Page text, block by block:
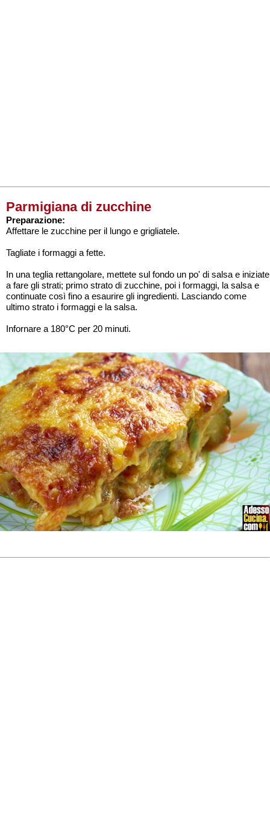
Parmigiana di zucchine
Preparazione:
Affettare le zucchine per il lungo e grigliatele.
Tagliate i formaggi a fette.
In una teglia rettangolare, mettete sul fondo un po' di salsa e iniziate
a fare gli strati; primo strato di zucchine, poi i formaggi, la salsa e
continuate così fino a esaurire gli ingredienti. Lasciando come
ultimo strato i formaggi e la salsa.
Infornare a 180°C per 20 minuti.